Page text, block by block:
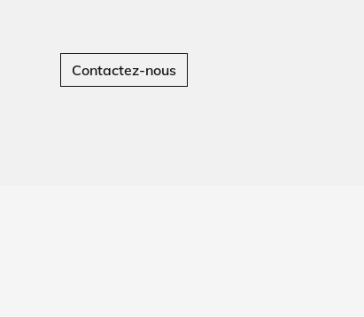
Contactez-nous